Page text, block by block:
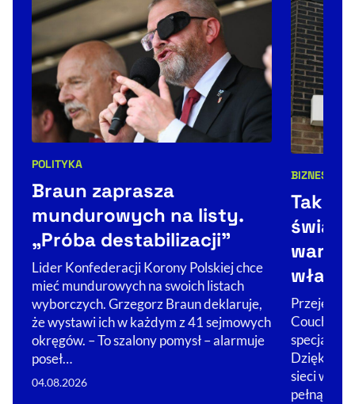
Kategorie artykułu:
POLITYKA
Braun zaprasza
mundurowych na listy.
„Próba destabilizacji”
Lider Konfederacji Korony Polskiej chce
mieć mundurowych na swoich listach
wyborczych. Grzegorz Braun deklaruje,
że wystawi ich w każdym z 41 sejmowych
okręgów. – To szalony pomysł – alarmuje
poseł…
04.08.2026
BIZNES
Tak
świat.
warto
Przejęcie
Couche-
Dzięki nim
sieci w
pełną…